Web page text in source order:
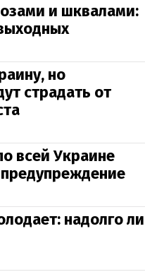
и шквалами:
но
страдать от
всей Украине
надолго ли